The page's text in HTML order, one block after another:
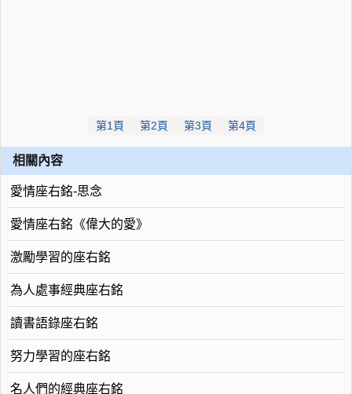
第1頁 第2頁 第3頁 第4頁
相關內容
愛情座右銘-思念
愛情座右銘《偉大的愛》
激勵學習的座右銘
為人處事經典座右銘
讀書語錄座右銘
努力學習的座右銘
名人們的經典座右銘